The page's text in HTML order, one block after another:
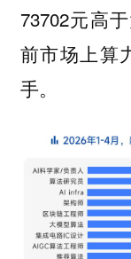
73702元⾼
前市场上算
⼿。